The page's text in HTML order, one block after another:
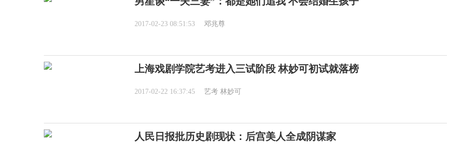
2017-02-23 08:51:53 邓兆尊
上海戏剧学院艺考进入三试阶段 林妙可初试就落榜
2017-02-22 16:37:45 艺考 林妙可
人民日报批历史剧现状：后宫美人全成阴谋家